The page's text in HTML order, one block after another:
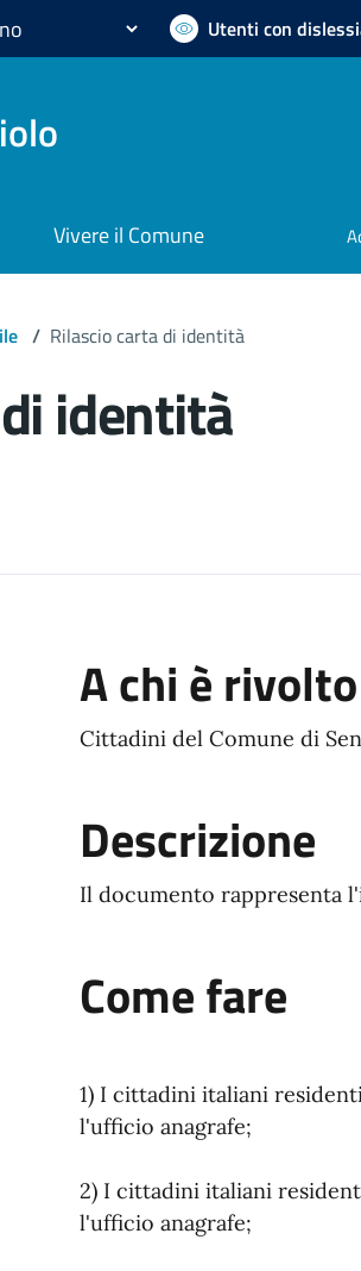
Utenti con
Vivere il Comune
/ Rilascio carta di identità
identità
A chi è rivolto
Cittadini del Comune di
Descrizione
Il documento rappresenta
Come fare
1) I cittadini italiani
l'ufficio anagrafe;
2) I cittadini italiani
l'ufficio anagrafe;